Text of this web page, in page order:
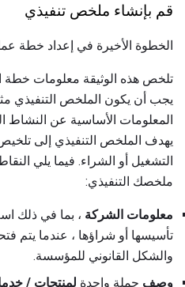
قم بإنشاء ملخص تنفيذي
الخطوة الأخيرة في إعداد خطة
تلخص هذه الوثيقة معلومات خطة
يجب أن يكون الملخص التنفيذي
المعلومات الأساسية عن
يهدف الملخص التنفيذي إلى تلخيص
التشغيل أو الشراء. فيما يلي
ملخصك التنفيذي:
معلومات الشركة ، بما في ذلك
تأسيسها أو شراؤها ، عندما يتم
والشكل القانوني للمؤسسة.
وصف جملة واحدة لمنتجات /